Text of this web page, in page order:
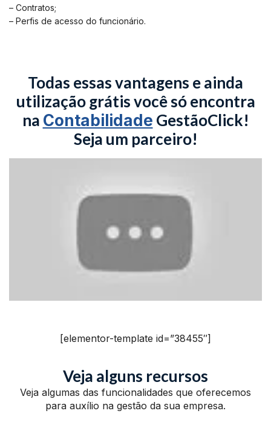
– Contratos;
– Perfis de acesso do funcionário.
Todas essas vantagens e ainda
utilização grátis você só encontra
na Contabilidade GestãoClick!
Seja um parceiro!
[elementor-template id=”38455″]
Veja alguns recursos
Veja algumas das funcionalidades que oferecemos
para auxílio na gestão da sua empresa.